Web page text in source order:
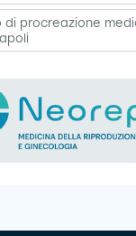
procreazione